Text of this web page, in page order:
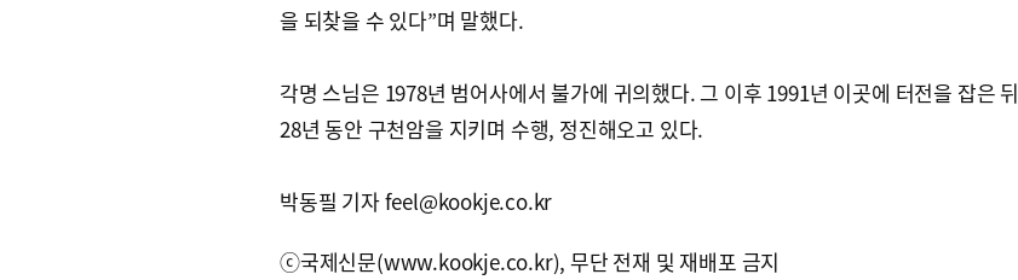
을 되찾을 수 있다”며 말했다.
각명 스님은 1978년 범어사에서 불가에 귀의했다. 그 이후 1991년 이곳에 터전을 잡은 뒤
28년 동안 구천암을 지키며 수행, 정진해오고 있다.
박동필 기자 feel@kookje.co.kr
ⓒ국제신문(www.kookje.co.kr), 무단 전재 및 재배포 금지